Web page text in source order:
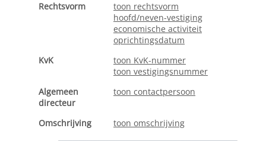
Rechtsvorm
toon rechtsvorm
hoofd/neven-vestiging
economische activiteit
oprichtingsdatum
KvK
toon KvK-nummer
toon vestigingsnummer
Algemeen
directeur
toon contactpersoon
Omschrijving toon omschrijving